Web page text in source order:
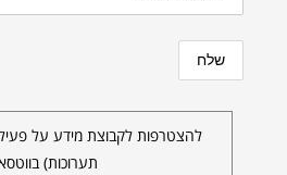
להצטרפות לקבוצת מידע על
תערוכות)